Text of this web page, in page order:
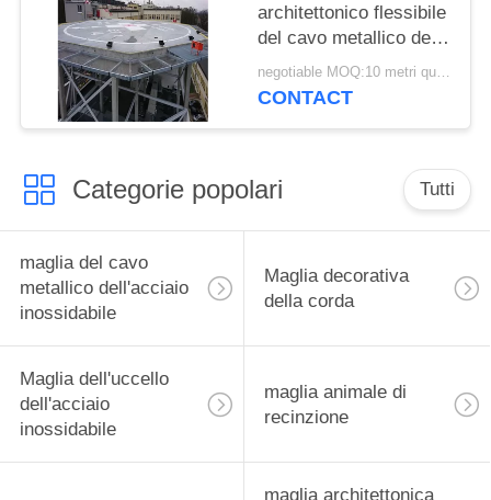
architettonico flessibile
del cavo metallico della
maglia dell'acciaio
inossidabile 316 di AISI
negotiable MOQ:10 metri quadrati
CONTACT
Categorie popolari Tutti
maglia del cavo
metallico dell'acciaio
inossidabile
Maglia decorativa
della corda
Maglia dell'uccello
dell'acciaio
inossidabile
maglia animale di
recinzione
maglia architettonica